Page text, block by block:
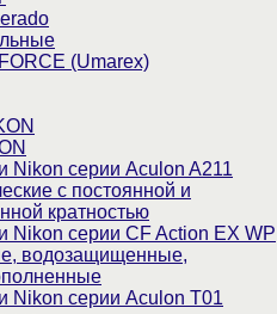
(Umarex)
Nikon серии Aculon A211
с постоянной и
кратностью
Nikon серии СF Action EX WP
водозащищенные,
Nikon серии Aculon T01